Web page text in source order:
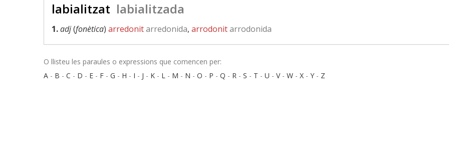
labialitzat labialitzada
1.adj(fonètica) arredonitarredonida, arrodonitarrodonida
O llisteu les paraules o expressions que comencen per:
A - B - C - D - E - F - G - H - I - J - K - L - M - N - O - P - Q - R - S - T - U - V- W - X - Y - Z